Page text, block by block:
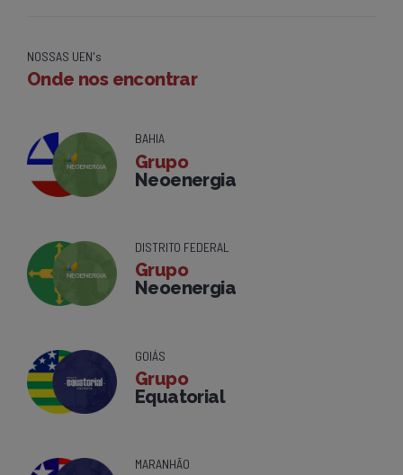
NOSSAS UEN's
Onde nos encontrar
BAHIA
Grupo
Neoenergia
DISTRITO FEDERAL
Grupo
Neoenergia
GOIÁS
Grupo
Equatorial
MARANHÃO